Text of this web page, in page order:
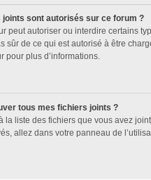
joints sont autorisés sur ce forum ?
peut autoriser ou interdire certains
sûr de ce qui est autorisé à être
pour plus d’informations.
tous mes fichiers joints ?
la liste des fichiers que vous avez
allez dans votre panneau de